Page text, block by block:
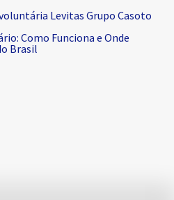
Levitas Grupo Casoto
Como Funciona e Onde
Brasil